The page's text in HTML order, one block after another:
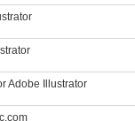
Adobe Illustrator